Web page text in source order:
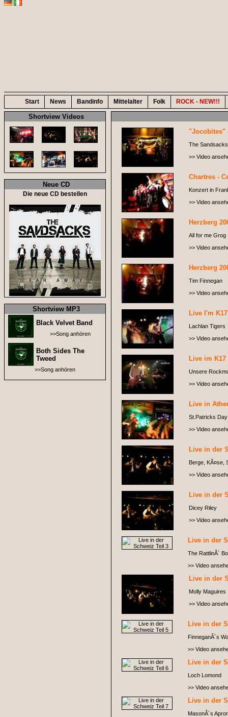
Start News Bandinfo Mittelalter Folk ROCK - NEW!!!
Shortview Videos
Neue CD
Die neue CD bestellen
Shortview MP3
Black Velvet Band
>>Song anhören
Both Sides The
Tweed
>>Song anhören
"Jocobites"
The
>> Video
Chartres -
Konzert in
>> Video
Herzberg
All for me Grog
>> Video
Herzberg
Tim Finnegan
>> Video
Live I'm K17
Lachlan Tigers
>> Video
Live im
Unsere
>> Video
Live in
St.Patricks
>> Video
Live in der
Berge, KÃ¤se,
>> Video
Live in der
Dicey Riley
>> Video
Live in der
The RattlinÂ´
>> Video
Live in der
Molly Maguires
>> Video
Live in der
FinneganÂ´s
>> Video
Live in der
Loch Lomond
>> Video
Live in der
MasonÂ´s